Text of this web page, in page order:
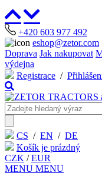
+420 603 977 492
eshop@zetor.com
Doprava Jak nakupovat
výdejna
Registrace /
CS / EN / DE
Košík je prázdný
CZK /EUR
MENU MENU